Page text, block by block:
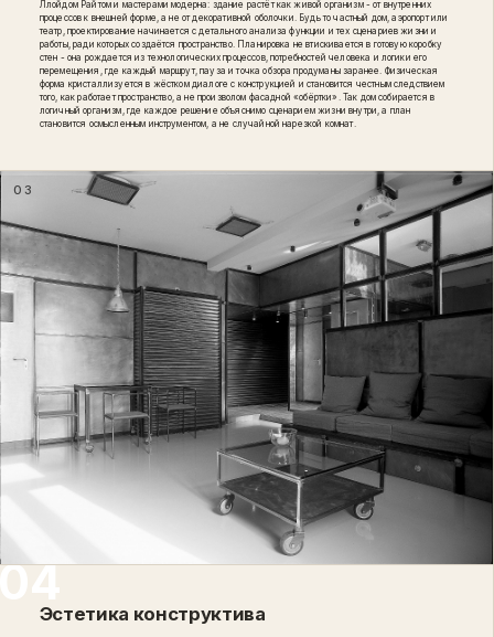
Ллойдом Райтом и мастерами модерна: здание растёт как живой организм - от внутренних
процессов к внешней форме, а не от декоративной оболочки. Будь то частный дом, аэропорт или
театр, проектирование начинается с детального анализа функции и тех сценариев жизни и
работы, ради которых создаётся пространство. Планировка не втискивается в готовую коробку
стен - она рождается из технологических процессов, потребностей человека и логики его
перемещения, где каждый маршрут, пауза и точка обзора продуманы заранее. Физическая
форма кристаллизуется в жёстком диалоге с конструкцией и становится честным следствием
того, как работает пространство, а не произволом фасадной «обёртки». Так дом собирается в
логичный организм, где каждое решение объяснимо сценарием жизни внутри, а план
становится осмысленным инструментом, а не случайной нарезкой комнат.
03
Эстетика конструктива